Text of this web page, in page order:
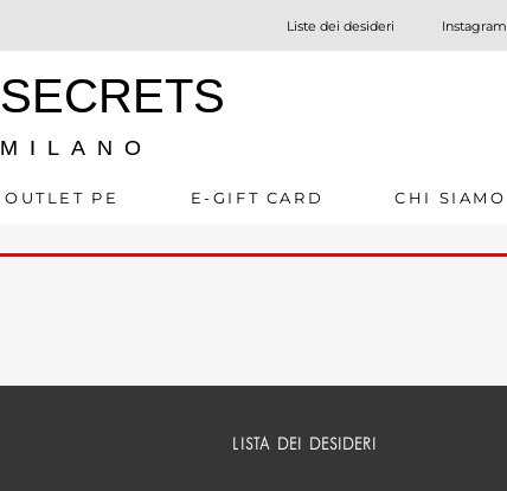
Liste dei desideri Instagram
SECRETS
MILANO
OUTLET PE E-GIFT CARD CHI SIAMO
LISTA DEI DESIDERI